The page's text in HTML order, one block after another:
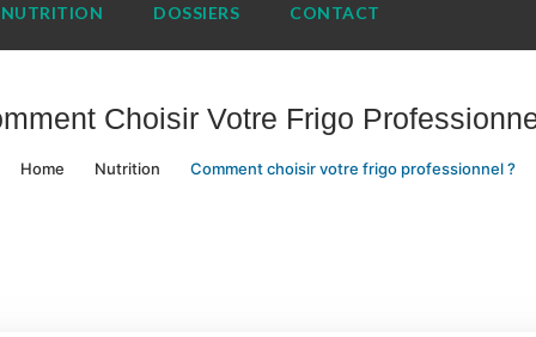
NUTRITION DOSSIERS CONTACT
Choisir Votre Frigo
Home Nutrition Comment choisir votre frigo professionnel ?